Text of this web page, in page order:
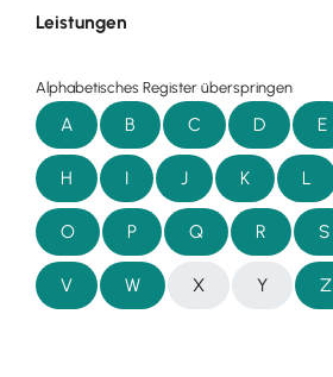
Leistungen
Alphabetisches Register überspringen
A B C D E
H I J K L
O P Q R S
V W X Y Z